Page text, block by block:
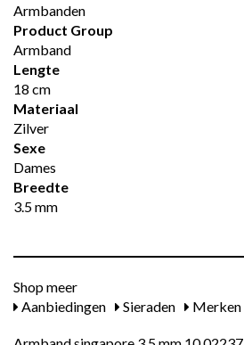
Armbanden
Product Group
Armband
Lengte
18 cm
Materiaal
Zilver
Sexe
Dames
Breedte
3.5 mm
Shop meer
Aanbiedingen
Sieraden Merken